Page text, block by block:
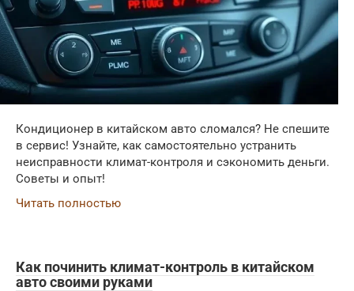
Кондиционер в китайском авто сломался? Не спешите
в сервис! Узнайте, как самостоятельно устранить
неисправности климат-контроля и сэкономить деньги.
Советы и опыт!
Читать полностью
Как починить климат-контроль в китайском
авто своими руками